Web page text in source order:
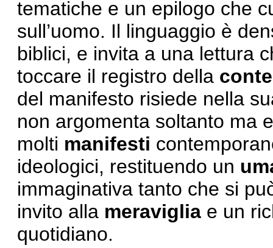
tematiche e un epilogo che
sull’uomo. Il linguaggio è
biblici, e invita a una lettura
toccare il registro della
del manifesto risiede nella
non argomenta soltanto ma
molti manifesti
ideologici, restituendo un
immaginativa tanto che si
invito alla meraviglia e un
quotidiano.